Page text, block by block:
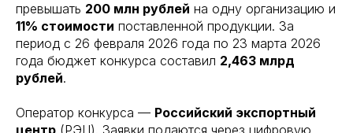
превышать 200 млн рублей на одну организацию и
11% стоимости поставленной продукции. За
период с 26 февраля 2026 года по 23 марта 2026
года бюджет конкурса составил 2,463 млрд
рублей.
Оператор конкурса — Российский экспортный
центр (РЭЦ). Заявки подаются через цифровую